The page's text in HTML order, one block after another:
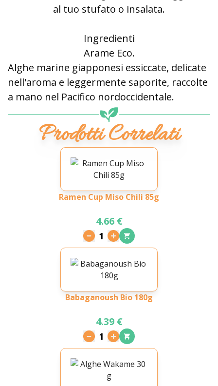
al tuo stufato o insalata.
Ingredienti
Arame Eco.
Alghe marine giapponesi essiccate, delicate
nell'aroma e leggermente saporite, raccolte
a mano nel Pacifico nordoccidentale.
Prodotti Correlati
Ramen Cup Miso Chili 85g
4.66 €
1
Babaganoush Bio 180g
4.39 €
1